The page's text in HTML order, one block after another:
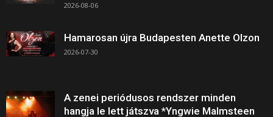
2026-08-06
Hamarosan újra Budapesten Anette Olzon
2026-07-30
A zenei periódusos rendszer minden
hangja le lett játszva *Yngwie Malmsteen